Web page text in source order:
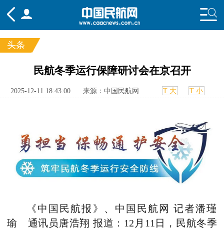
国内 国际
行业
头条
民航冬季运行保障研讨会在京召开
2025-12-11 18:43:00 来源：中国民航网 T 大 T 小
《中国民航报》、中国民航网 记者潘瑾
瑜 通讯员唐浩翔 报道：12月11日，民航冬季